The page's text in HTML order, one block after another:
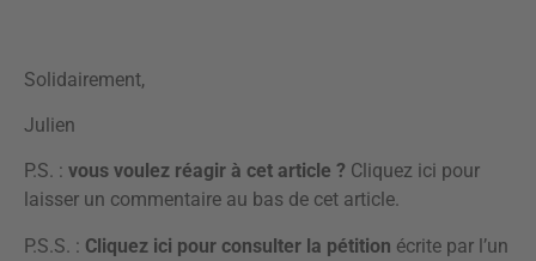
Solidairement,
Julien
P.S. : vous voulez réagir à cet article ? Cliquez ici pour
laisser un commentaire au bas de cet article.
P.S.S. : Cliquez ici pour consulter la pétition écrite par l’un